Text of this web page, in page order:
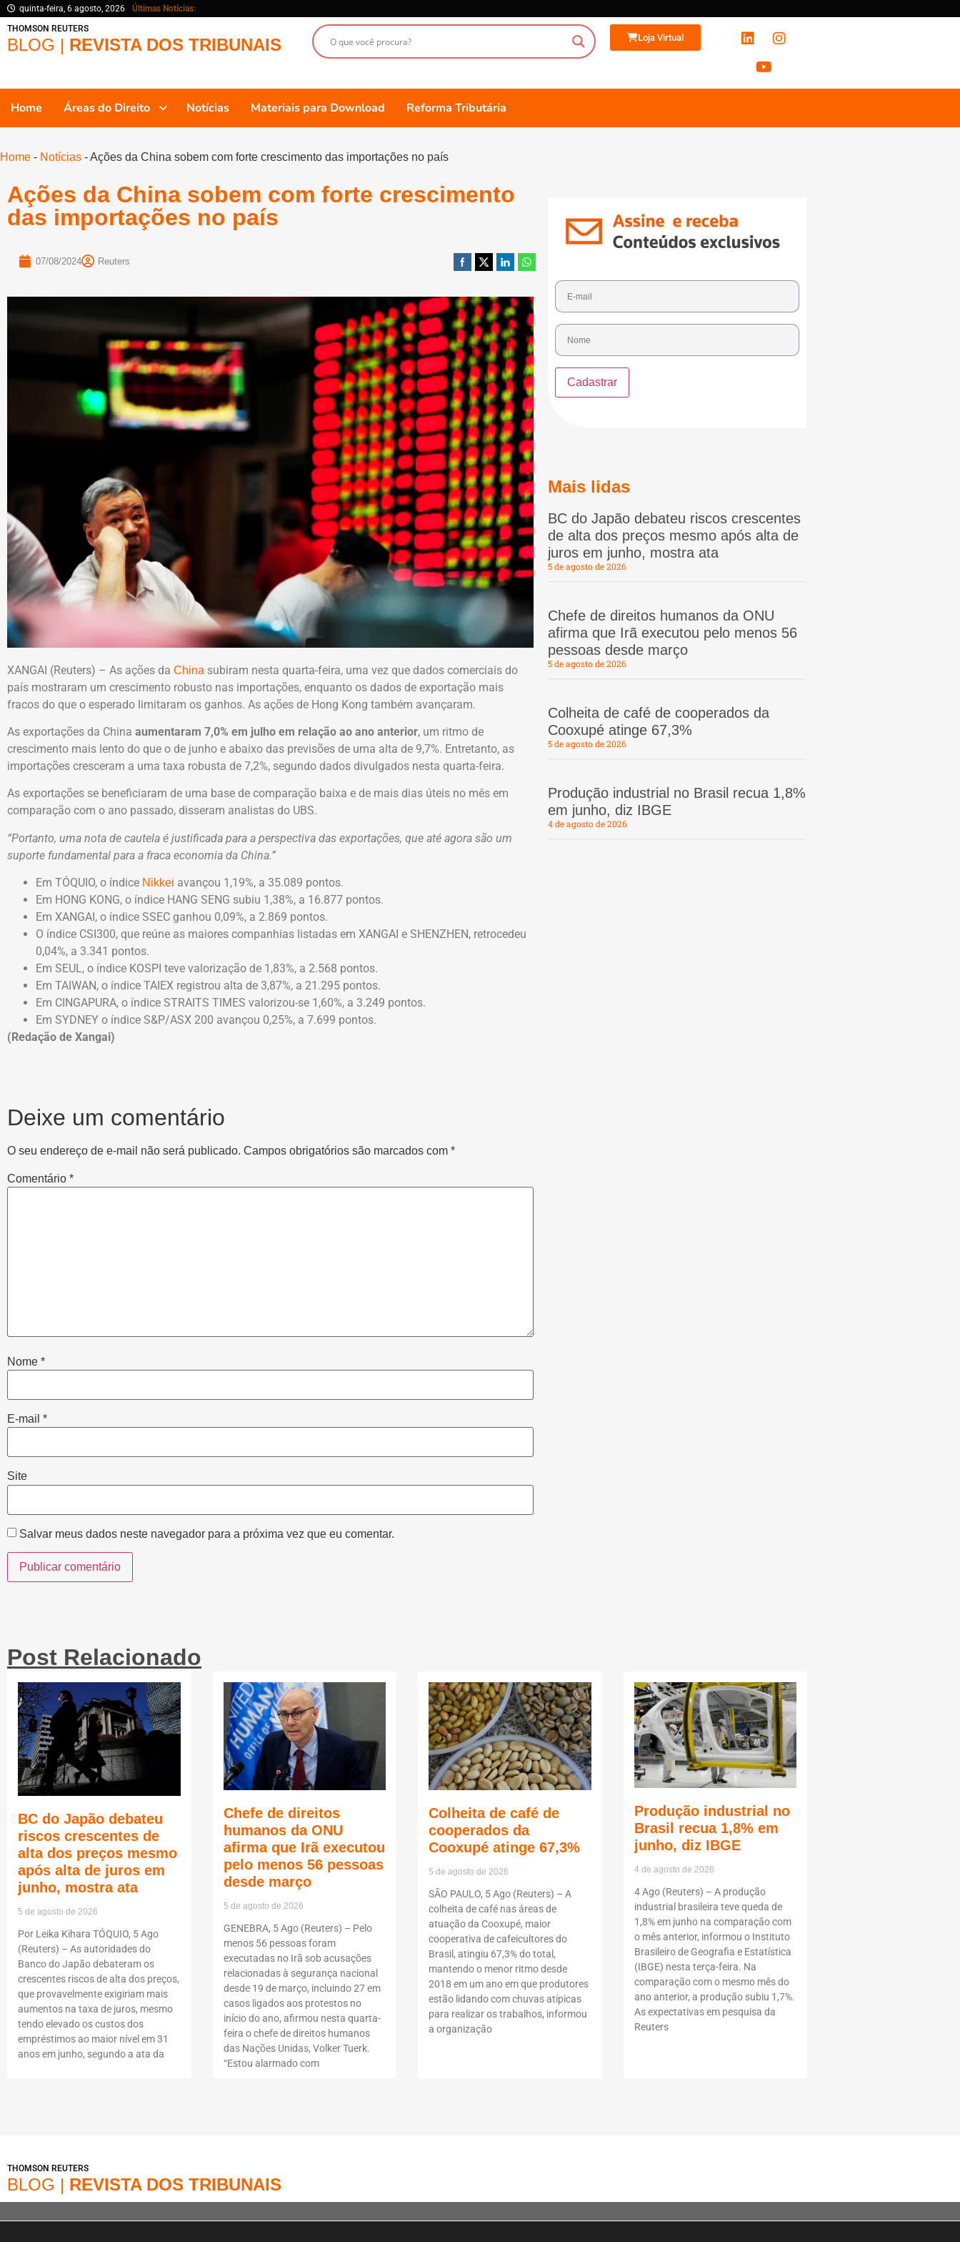
quinta-feira, 6 agosto, 2026
Últimas Notícias:
THOMSON REUTERS
BLOG | REVISTA DOS TRIBUNAIS Loja Virtual
Home Áreas do Direito Notícias Materiais para Download Reforma Tributária
Home - Notícias -Ações da China sobem com forte crescimento das importações no país
Ações da China sobem com forte crescimento
das importações no país
07/08/2024 Reuters
XANGAI (Reuters) – As ações da China subiram nesta quarta-feira, uma vez que dados comerciais do
país mostraram um crescimento robusto nas importações, enquanto os dados de exportação mais
fracos do que o esperado limitaram os ganhos. As ações de Hong Kong também avançaram.
As exportações da China aumentaram 7,0% em julho em relação ao ano anterior, um ritmo de
crescimento mais lento do que o de junho e abaixo das previsões de uma alta de 9,7%. Entretanto, as
importações cresceram a uma taxa robusta de 7,2%, segundo dados divulgados nesta quarta-feira.
As exportações se beneficiaram de uma base de comparação baixa e de mais dias úteis no mês em
comparação com o ano passado, disseram analistas do UBS.
“Portanto, uma nota de cautela é justificada para a perspectiva das exportações, que até agora são um
suporte fundamental para a fraca economia da China.”
Em TÓQUIO, o índice Nikkei avançou 1,19%, a 35.089 pontos.
Em HONG KONG, o índice HANG SENG subiu 1,38%, a 16.877 pontos.
Em XANGAI, o índice SSEC ganhou 0,09%, a 2.869 pontos.
O índice CSI300, que reúne as maiores companhias listadas em XANGAI e SHENZHEN, retrocedeu
0,04%, a 3.341 pontos.
Em SEUL, o índice KOSPI teve valorização de 1,83%, a 2.568 pontos.
Em TAIWAN, o índice TAIEX registrou alta de 3,87%, a 21.295 pontos.
Em CINGAPURA, o índice STRAITS TIMES valorizou-se 1,60%, a 3.249 pontos.
Em SYDNEY o índice S&P/ASX 200 avançou 0,25%, a 7.699 pontos.
(Redação de Xangai)
Deixe um comentário
O seu endereço de e-mail não será publicado. Campos obrigatórios são marcados com *
Comentário *
Nome *
E-mail *
Site
Salvar meus dados neste navegador para a próxima vez que eu comentar.
Mais lidas
BC do Japão debateu riscos crescentes
de alta dos preços mesmo após alta de
juros em junho, mostra ata
5 de agosto de 2026
Chefe de direitos humanos da ONU
afirma que Irã executou pelo menos 56
pessoas desde março
5 de agosto de 2026
Colheita de café de cooperados da
Cooxupé atinge 67,3%
5 de agosto de 2026
Produção industrial no Brasil recua 1,8%
em junho, diz IBGE
4 de agosto de 2026
Post Relacionado
BC do Japão debateu
riscos crescentes de
alta dos preços mesmo
após alta de juros em
junho, mostra ata
5 de agosto de 2026
Por Leika Kihara TÓQUIO, 5 Ago
(Reuters) – As autoridades do
Banco do Japão debateram os
crescentes riscos de alta dos preços,
que provavelmente exigiriam mais
aumentos na taxa de juros, mesmo
tendo elevado os custos dos
empréstimos ao maior nível em 31
anos em junho, segundo a ata da
Chefe de direitos
humanos da ONU
afirma que Irã executou
pelo menos 56 pessoas
desde março
5 de agosto de 2026
GENEBRA, 5 Ago (Reuters) – Pelo
menos 56 pessoas foram
executadas no Irã sob acusações
relacionadas à segurança nacional
desde 19 de março, incluindo 27 em
casos ligados aos protestos no
início do ano, afirmou nesta quarta-
feira o chefe de direitos humanos
das Nações Unidas, Volker Tuerk.
“Estou alarmado com
Colheita de café de
cooperados da
Cooxupé atinge 67,3%
5 de agosto de 2026
SÃO PAULO, 5 Ago (Reuters) – A
colheita de café nas áreas de
atuação da Cooxupé, maior
cooperativa de cafeicultores do
Brasil, atingiu 67,3% do total,
mantendo o menor ritmo desde
2018 em um ano em que produtores
estão lidando com chuvas atípicas
para realizar os trabalhos, informou
a organização
Produção industrial no
Brasil recua 1,8% em
junho, diz IBGE
4 de agosto de 2026
4 Ago (Reuters) – A produção
industrial brasileira teve queda de
1,8% em junho na comparação com
o mês anterior, informou o Instituto
Brasileiro de Geografia e Estatística
(IBGE) nesta terça-feira. Na
comparação com o mesmo mês do
ano anterior, a produção subiu 1,7%.
As expectativas em pesquisa da
Reuters
THOMSON REUTERS
BLOG | REVISTA DOS TRIBUNAIS